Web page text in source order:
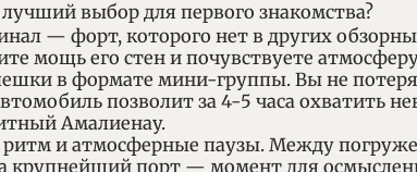
выбор для первого знакомства?
— форт, которого нет в других
мощь его стен и почувствуете
в формате мини-группы. Вы не
позволит за 4-5 часа охватить
Амалиенау.
и атмосферные паузы. Между
крупнейший порт — момент для